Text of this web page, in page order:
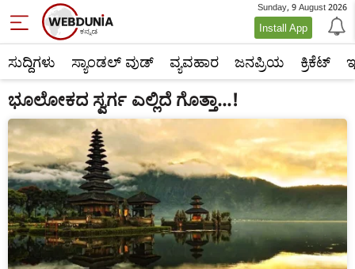
Sunday, 9 August 2026
Install App
ಸುದ್ದಿಗಳು ಸ್ಯಾಂಡಲ್ ವುಡ್ ವ್ಯವಹಾರ ಜನಪ್ರಿಯ ಕ್ರಿಕೆಟ್‌
ಭೂಲೋಕದ ಸ್ವರ್ಗ ಎಲ್ಲಿದೆ ಗೊತ್ತಾ...!